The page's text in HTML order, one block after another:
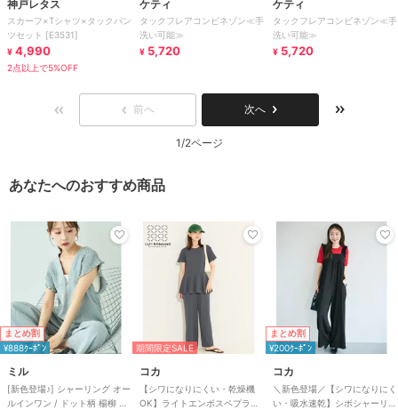
神戸レタス
スカーフ×Tシャツ×タックパン
ツセット [E3531]
¥ 4,990
2点以上で5%OFF
ケティ
タックフレアコンビネゾン≪手
洗い可能≫
¥ 5,720
ケティ
タックフレアコンビネゾン≪手
洗い可能≫
¥ 5,720
前へ 次へ
1/2ページ
あなたへのおすすめ商品
まとめ割
¥888ｸｰﾎﾟﾝ
ミル
[新色登場♪] シャーリング オー
ルインワン / ドット柄 楊柳 ギ
期間限定SALE
コカ
【シワになりにくい・乾燥機
OK】ライトエンボスペプラム
まとめ割
¥200ｸｰﾎﾟﾝ
コカ
＼新色登場／【シワになりにく
い・吸水速乾】シボシャーリン